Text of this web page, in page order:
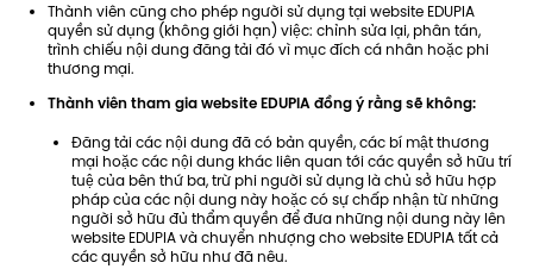
Thành viên cũng cho phép người sử dụng tại website EDUPIA
quyền sử dụng (không giới hạn) việc: chỉnh sửa lại, phân tán,
trình chiếu nội dung đăng tải đó vì mục đích cá nhân hoặc phi
thương mại.
Thành viên tham gia website EDUPIA đồng ý rằng sẽ không:
Đăng tải các nội dung đã có bản quyền, các bí mật thương
mại hoặc các nội dung khác liên quan tới các quyền sở hữu trí
tuệ của bên thứ ba, trừ phi người sử dụng là chủ sở hữu hợp
pháp của các nội dung này hoặc có sự chấp nhận từ những
người sở hữu đủ thẩm quyền để đưa những nội dung này lên
website EDUPIA và chuyển nhượng cho website EDUPIA tất cả
các quyền sở hữu như đã nêu.